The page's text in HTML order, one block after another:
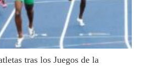
tras los Juegos de la